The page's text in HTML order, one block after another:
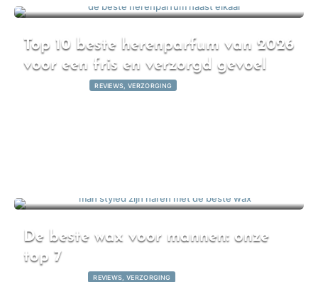
Top 10 beste herenparfum van 2026
voor een fris en verzorgd gevoel
REVIEWS, VERZORGING
De beste wax voor mannen: onze
top 7
REVIEWS, VERZORGING